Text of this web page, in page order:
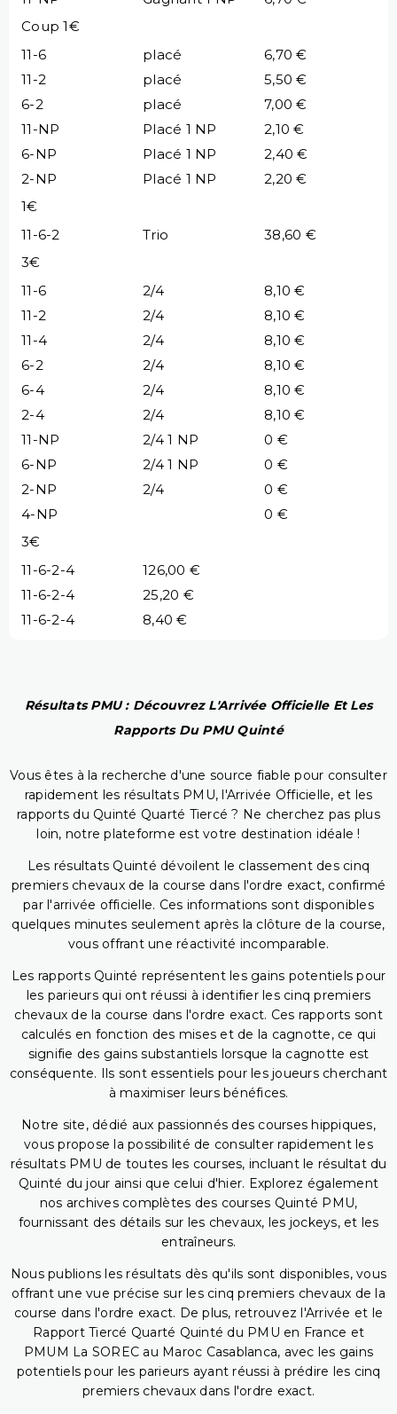
Coup 1€
11-6
placé
6,70 €
11-2
placé
5,50 €
6-2
placé
7,00 €
11-NP
Placé 1 NP
2,10 €
6-NP
Placé 1 NP
2,40 €
2-NP
Placé 1 NP
2,20 €
1€
11-6-2
Trio
38,60 €
3€
11-6
2/4
8,10 €
11-2
2/4
8,10 €
11-4
2/4
8,10 €
6-2
2/4
8,10 €
6-4
2/4
8,10 €
2-4
2/4
8,10 €
11-NP
2/4 1 NP
0 €
6-NP
2/4 1 NP
0 €
2-NP
2/4
0 €
4-NP
0 €
3€
11-6-2-4
126,00 €
11-6-2-4
25,20 €
11-6-2-4
8,40 €
Résultats PMU : Découvrez L'Arrivée Officielle Et Les
Rapports Du PMU Quinté
Vous êtes à la recherche d'une source fiable pour consulter
rapidement les résultats PMU, l'Arrivée Officielle, et les
rapports du Quinté Quarté Tiercé ? Ne cherchez pas plus
loin, notre plateforme est votre destination idéale !
Les résultats Quinté dévoilent le classement des cinq
premiers chevaux de la course dans l'ordre exact, confirmé
par l'arrivée officielle. Ces informations sont disponibles
quelques minutes seulement après la clôture de la course,
vous offrant une réactivité incomparable.
Les rapports Quinté représentent les gains potentiels pour
les parieurs qui ont réussi à identifier les cinq premiers
chevaux de la course dans l'ordre exact. Ces rapports sont
calculés en fonction des mises et de la cagnotte, ce qui
signifie des gains substantiels lorsque la cagnotte est
conséquente. Ils sont essentiels pour les joueurs cherchant
à maximiser leurs bénéfices.
Notre site, dédié aux passionnés des courses hippiques,
vous propose la possibilité de consulter rapidement les
résultats PMU de toutes les courses, incluant le résultat du
Quinté du jour ainsi que celui d'hier. Explorez également
nos archives complètes des courses Quinté PMU,
fournissant des détails sur les chevaux, les jockeys, et les
entraîneurs.
Nous publions les résultats dès qu'ils sont disponibles, vous
offrant une vue précise sur les cinq premiers chevaux de la
course dans l'ordre exact. De plus, retrouvez l'Arrivée et le
Rapport Tiercé Quarté Quinté du PMU en France et
PMUM La SOREC au Maroc Casablanca, avec les gains
potentiels pour les parieurs ayant réussi à prédire les cinq
premiers chevaux dans l'ordre exact.